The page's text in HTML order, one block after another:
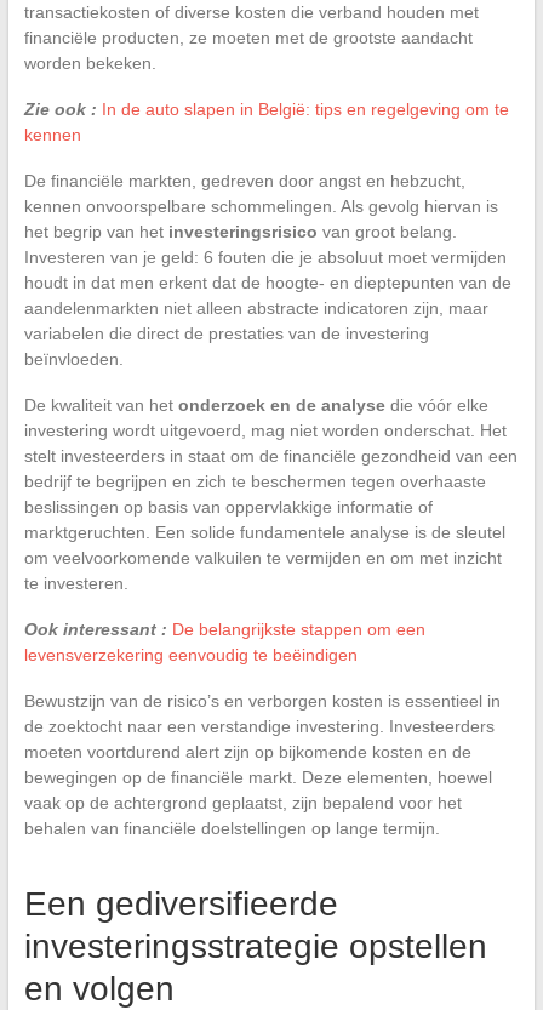
transactiekosten of diverse kosten die verband houden met
financiële producten, ze moeten met de grootste aandacht
worden bekeken.
Zie ook : In de auto slapen in België: tips en regelgeving om te
kennen
De financiële markten, gedreven door angst en hebzucht,
kennen onvoorspelbare schommelingen. Als gevolg hiervan is
het begrip van het investeringsrisico van groot belang.
Investeren van je geld: 6 fouten die je absoluut moet vermijden
houdt in dat men erkent dat de hoogte- en dieptepunten van de
aandelenmarkten niet alleen abstracte indicatoren zijn, maar
variabelen die direct de prestaties van de investering
beïnvloeden.
De kwaliteit van het onderzoek en de analysedie vóór elke
investering wordt uitgevoerd, mag niet worden onderschat. Het
stelt investeerders in staat om de financiële gezondheid van een
bedrijf te begrijpen en zich te beschermen tegen overhaaste
beslissingen op basis van oppervlakkige informatie of
marktgeruchten. Een solide fundamentele analyse is de sleutel
om veelvoorkomende valkuilen te vermijden en om met inzicht
te investeren.
Ook interessant : De belangrijkste stappen om een
levensverzekering eenvoudig te beëindigen
Bewustzijn van de risico’s en verborgen kosten is essentieel in
de zoektocht naar een verstandige investering. Investeerders
moeten voortdurend alert zijn op bijkomende kosten en de
bewegingen op de financiële markt. Deze elementen, hoewel
vaak op de achtergrond geplaatst, zijn bepalend voor het
behalen van financiële doelstellingen op lange termijn.
Een gediversifieerde
investeringsstrategie opstellen
en volgen